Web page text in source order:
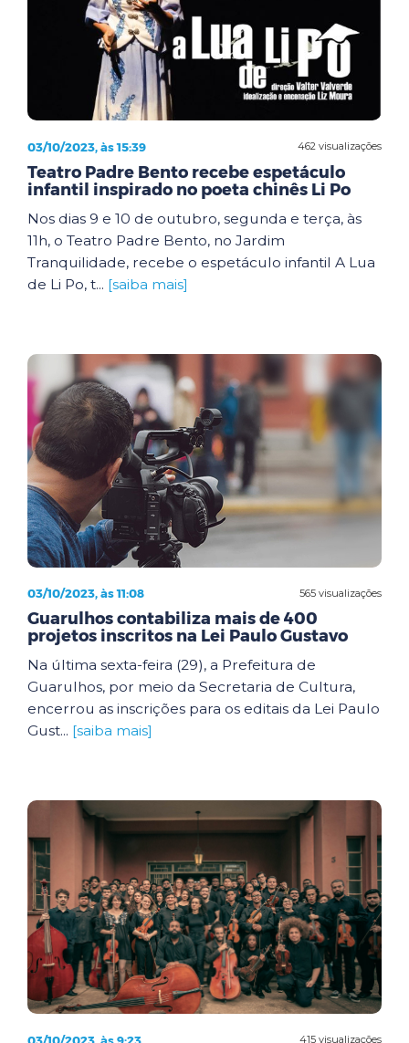
462 visualizações
03/10/2023, às 15:39
Teatro Padre Bento recebe espetáculo
infantil inspirado no poeta chinês Li Po
Nos dias 9 e 10 de outubro, segunda e terça, às
11h, o Teatro Padre Bento, no Jardim
Tranquilidade, recebe o espetáculo infantil A Lua
de Li Po, t... [saiba mais]
565 visualizações
03/10/2023, às 11:08
Guarulhos contabiliza mais de 400
projetos inscritos na Lei Paulo Gustavo
Na última sexta-feira (29), a Prefeitura de
Guarulhos, por meio da Secretaria de Cultura,
encerrou as inscrições para os editais da Lei Paulo
Gust... [saiba mais]
415 visualizações
03/10/2023, às 9:23